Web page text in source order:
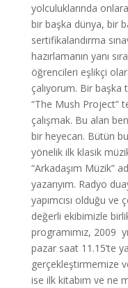
yolculuklarında
bir başka dünya, bir
sertifikalandırma
hazırlamanın yanı
öğrencileri eşlikçi
çalıyorum. Bir
“The Mush Project”
çalışmak. Bu alan
bir heyecan. Bütün
yönelik ilk klasik
“Arkadaşım Müzik”
yazarıyım. Radyo
yapımcısı olduğu
değerli ekibimizle
programımız, 2009
pazar saat 11.15’te
gerçekleştirmemize
ise ilk kitabım ve ne